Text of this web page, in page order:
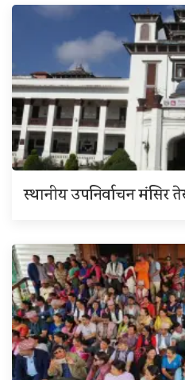
स्थानीय उपनिर्वाचन मंसिर